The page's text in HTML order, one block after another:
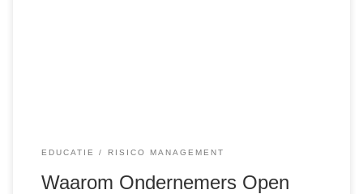
EDUCATIE RISICO MANAGEMENT
Waarom Ondernemers Open